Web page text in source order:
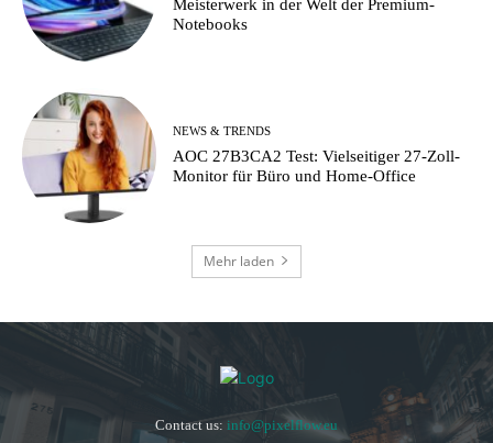
Meisterwerk in der Welt der Premium-
Notebooks
NEWS & TRENDS
AOC 27B3CA2 Test: Vielseitiger 27-Zoll-
Monitor für Büro und Home-Office
Mehr laden
Contact us: info@pixelflow.eu